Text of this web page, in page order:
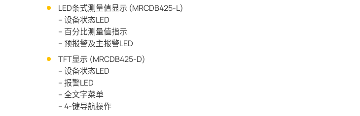
LED条式测量值显示 (MRCDB425-L)
– 设备状态LED
– 百分比测量值指示
– 预报警及主报警LED
TFT显示 (MRCDB425-D)
– 设备状态LED
– 报警LED
– 全文字菜单
– 4-键导航操作